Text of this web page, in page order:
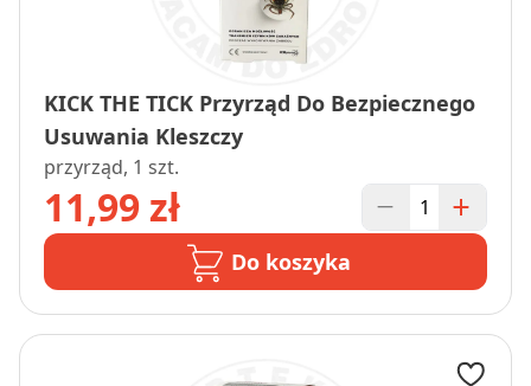
KICK THE TICK Przyrząd Do Bezpiecznego
Usuwania Kleszczy
przyrząd, 1 szt.
11,99 zł
Do koszyka